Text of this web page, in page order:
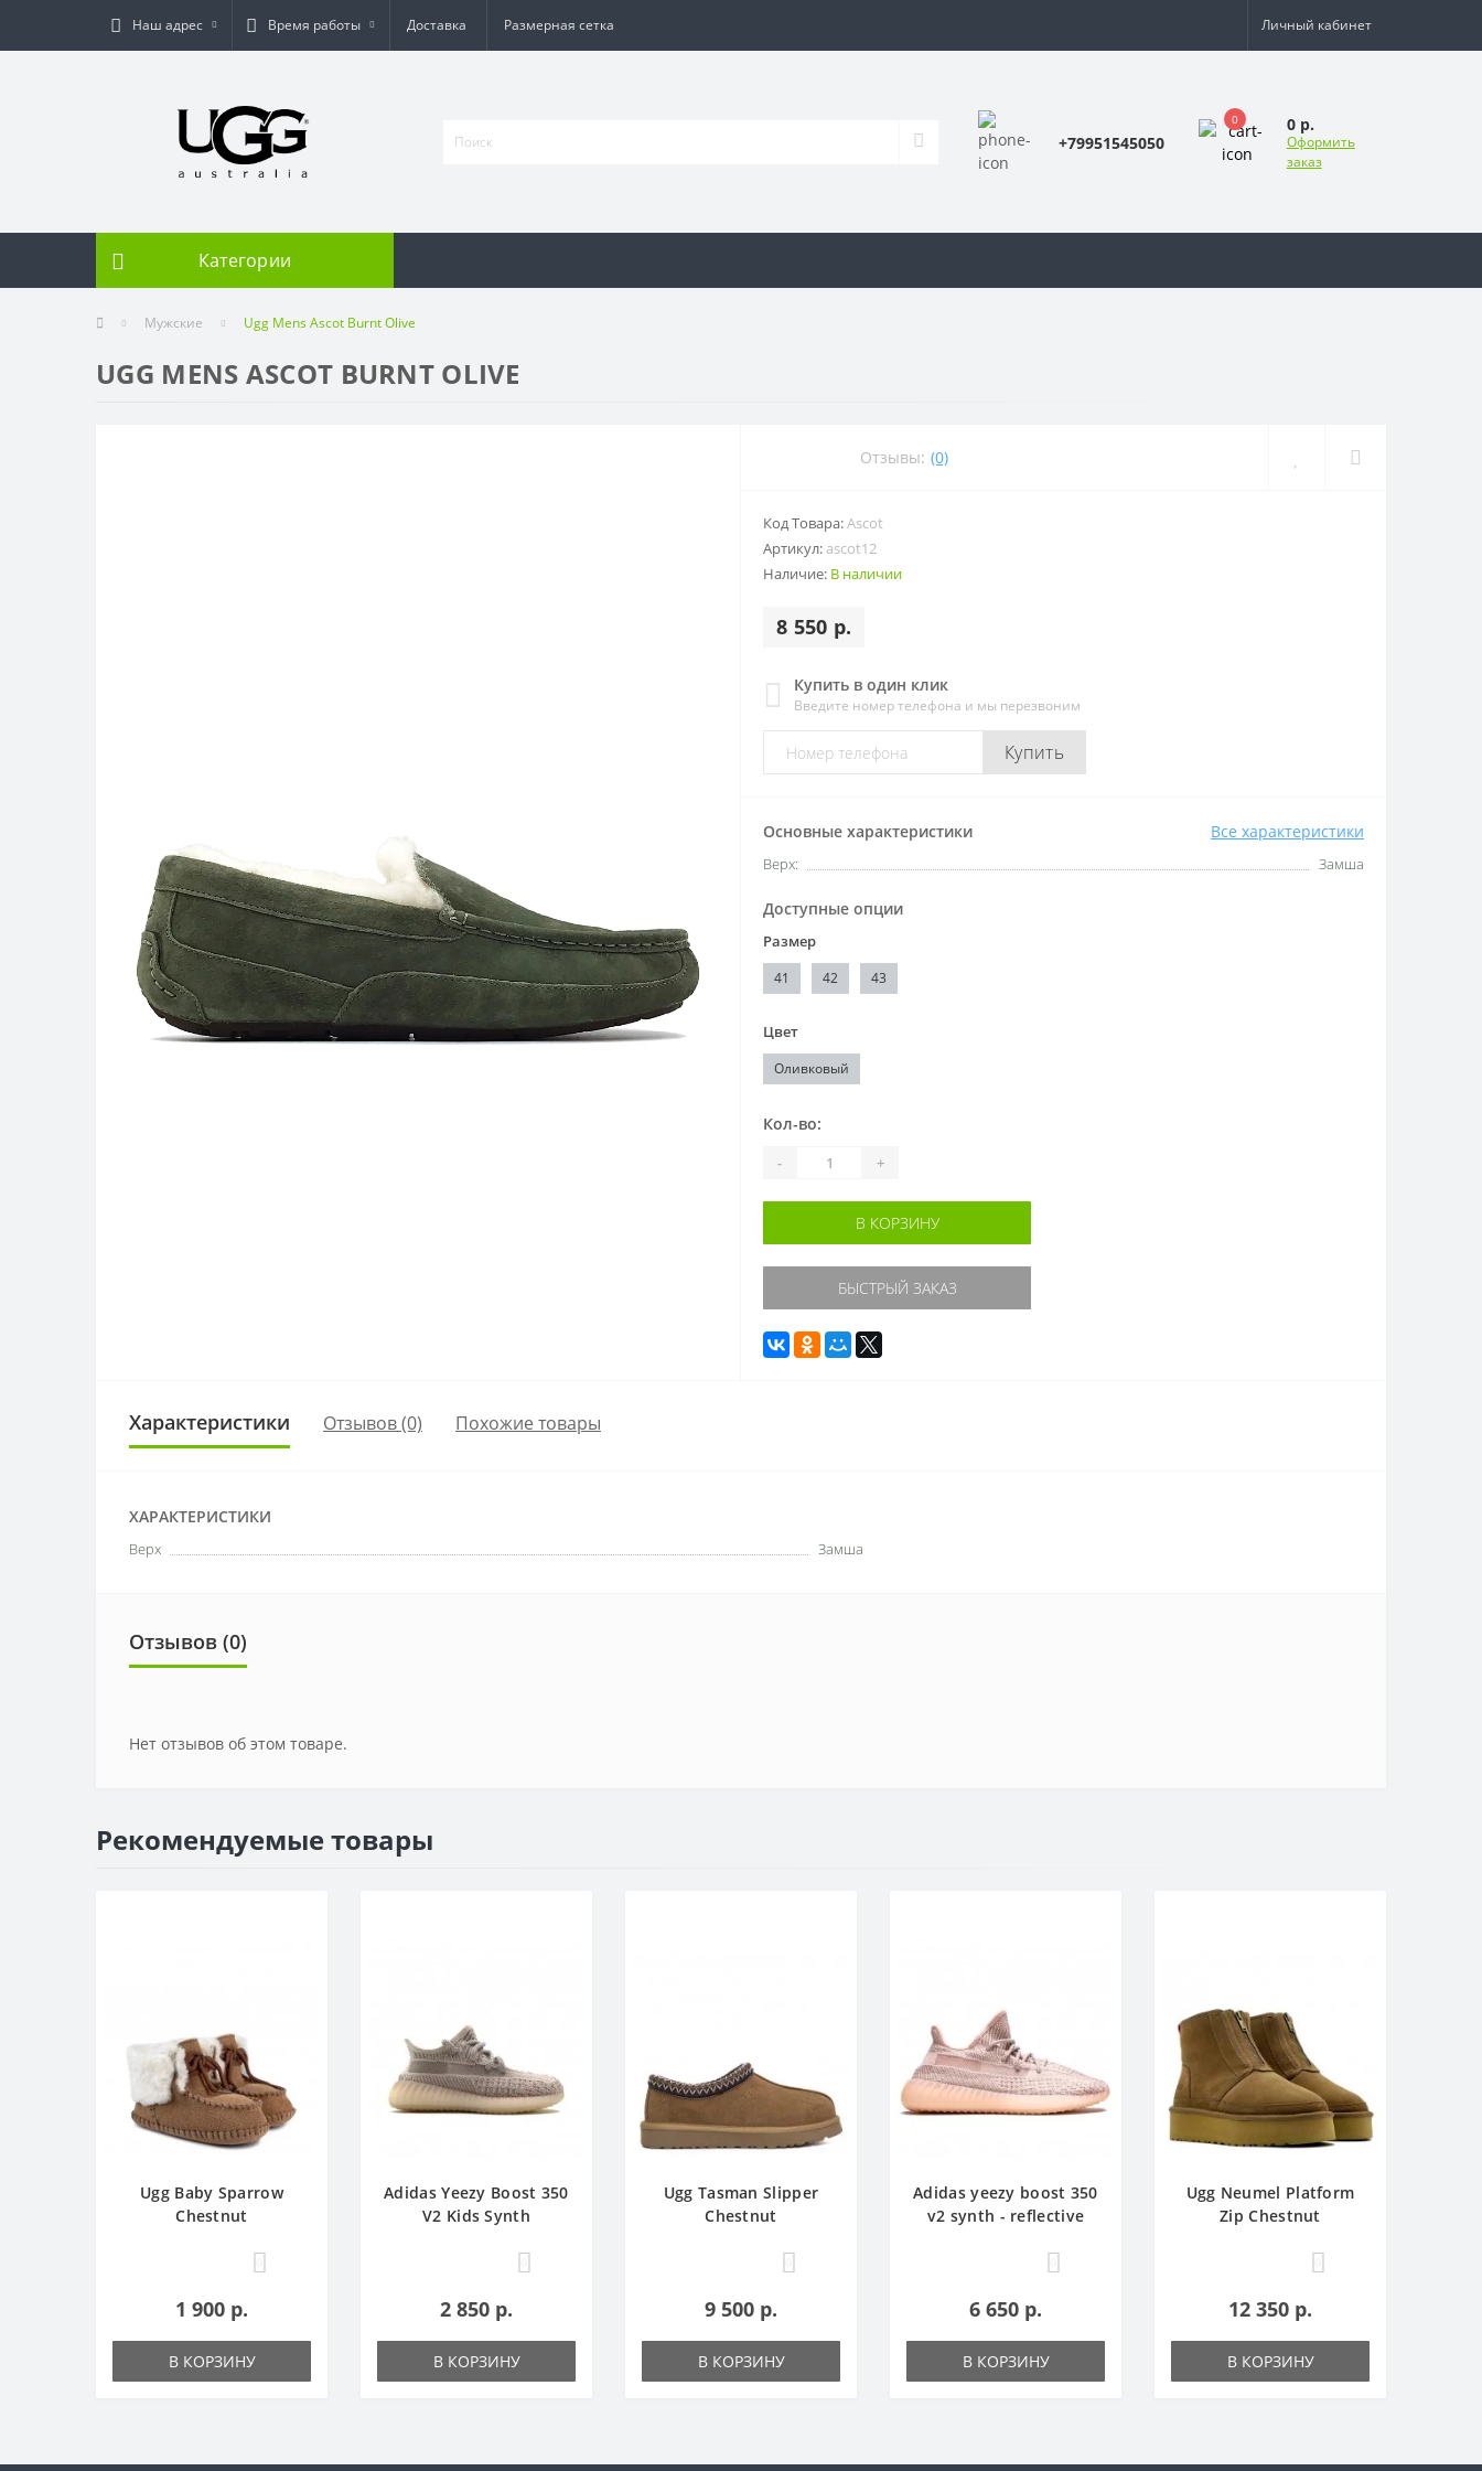
Наш адрес Время работы Доставка Размерная сетка Личный кабинет
+79951545050
0 0 р.
Оформить
заказ
Категории
Мужские Ugg Mens Ascot Burnt Olive
UGG MENS ASCOT BURNT OLIVE
Отзывы: (0)
Код Товара:Ascot
Артикул: ascot12
Наличие: В наличии
8 550 р.
Купить в один клик
Введите номер телефона и мы перезвоним
Купить
Основные характеристики Все характеристики
Верх: Замша
Доступные опции
Размер
41 42 43
Цвет
Оливковый
Кол-во:
- +
В КОРЗИНУ
БЫСТРЫЙ ЗАКАЗ
Характеристики Отзывов (0) Похожие товары
ХАРАКТЕРИСТИКИ
Верх Замша
Отзывов (0)
Нет отзывов об этом товаре.
Рекомендуемые товары
Ugg Baby Sparrow
Chestnut
1 900 р.
В КОРЗИНУ
Adidas Yeezy Boost 350
V2 Kids Synth
2 850 р.
В КОРЗИНУ
Ugg Tasman Slipper
Chestnut
9 500 р.
В КОРЗИНУ
Adidas yееzy boost 350
v2 synth - reflective
6 650 р.
В КОРЗИНУ
Ugg Neumel Platform
Zip Chestnut
12 350 р.
В КОРЗИНУ